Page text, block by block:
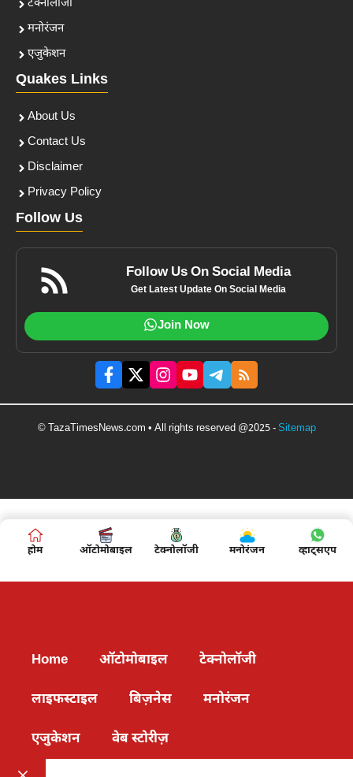
टेक्नोलॉजी
मनोरंजन
एजुकेशन
Quakes Links
About Us
Contact Us
Disclaimer
Privacy Policy
Follow Us
Follow Us On Social Media
Get Latest Update On Social Media
Join Now
© TazaTimesNews.com • All rights reserved @2025 -Sitemap
होम ऑटोमोबाइल टेक्नोलॉजी मनोरंजन व्हाट्सएप
Home ऑटोमोबाइल टेक्नोलॉजी
लाइफस्टाइल बिज़नेस मनोरंजन
एजुकेशन वेब स्टोरीज़